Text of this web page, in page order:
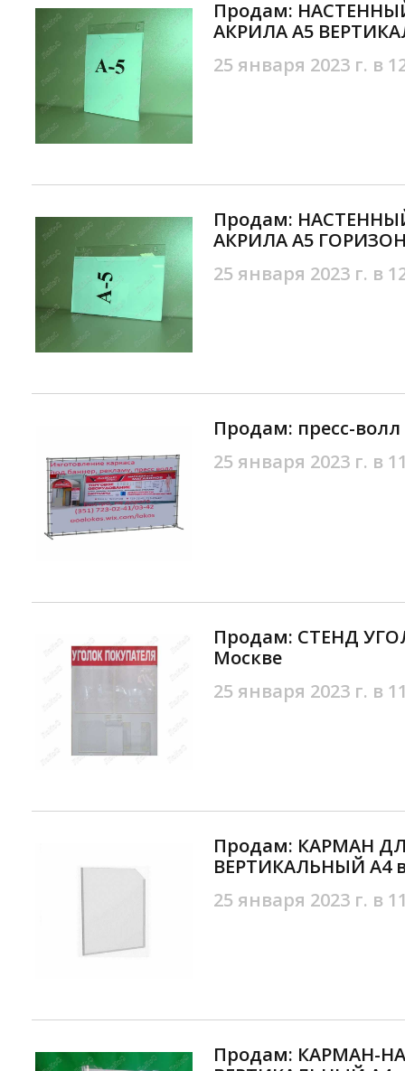
Продам:
АКРИЛА А5
25 января 2023 г. в
Продам:
АКРИЛА А5
25 января 2023 г. в
Продам: пресс-
25 января 2023 г. в
Продам: СТЕНД
Москве
25 января 2023 г. в
Продам: КАРМАН
ВЕРТИКАЛЬНЫЙ А4
25 января 2023 г. в
Продам: КАРМАН-